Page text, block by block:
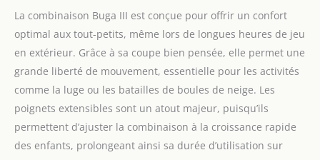
La combinaison Buga III est conçue pour offrir un confort
optimal aux tout-petits, même lors de longues heures de jeu
en extérieur. Grâce à sa coupe bien pensée, elle permet une
grande liberté de mouvement, essentielle pour les activités
comme la luge ou les batailles de boules de neige. Les
poignets extensibles sont un atout majeur, puisqu’ils
permettent d’ajuster la combinaison à la croissance rapide
des enfants, prolongeant ainsi sa durée d’utilisation sur